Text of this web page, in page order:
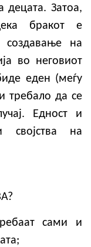
децата. Затоа,
бракот е
на
во неговиот
еден (меѓу
требало да се
Едност и
својства на
сами и